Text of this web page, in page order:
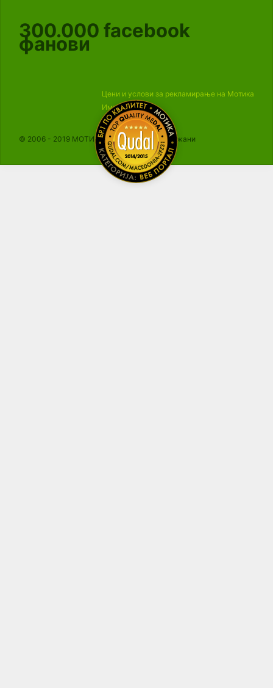
300.000 facebook
фанови
Цени и услови за рекламирање на Мотика
Импресум
© 2006 - 2019 МОТИКА, Сите права се задржани